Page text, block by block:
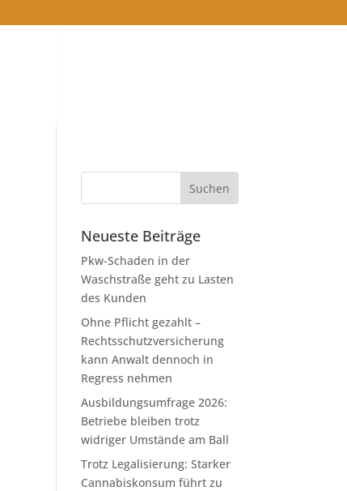
Neueste Beiträge
Pkw-Schaden in der
Waschstraße geht zu Lasten
des Kunden
Ohne Pflicht gezahlt –
Rechtsschutzversicherung
kann Anwalt dennoch in
Regress nehmen
Ausbildungsumfrage 2026:
Betriebe bleiben trotz
widriger Umstände am Ball
Trotz Legalisierung: Starker
Cannabiskonsum führt zu